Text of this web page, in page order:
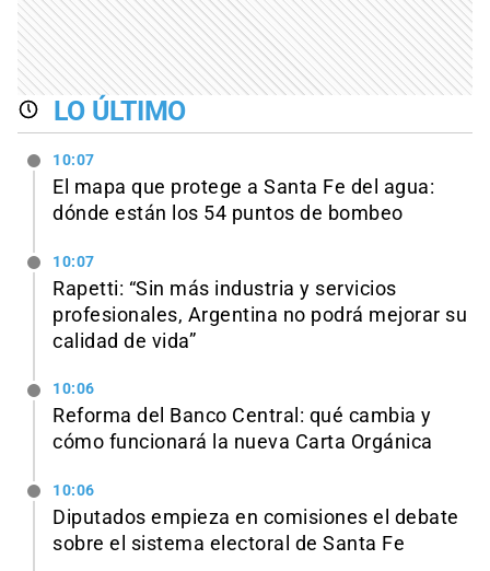
LO ÚLTIMO
10:07
El mapa que protege a Santa Fe del agua:
dónde están los 54 puntos de bombeo
10:07
Rapetti: “Sin más industria y servicios
profesionales, Argentina no podrá mejorar su
calidad de vida”
10:06
Reforma del Banco Central: qué cambia y
cómo funcionará la nueva Carta Orgánica
10:06
Diputados empieza en comisiones el debate
sobre el sistema electoral de Santa Fe